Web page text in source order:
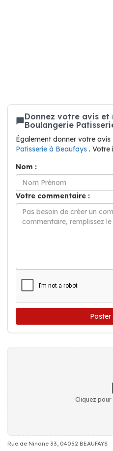
Donnez votre avis
Boulangerie
Également donner votre avis
Patisserie à Beaufays . Votre
Nom :
Votre commentaire :
Cliquez
Rue de Ninane 33, 04052 BEAUFAYS